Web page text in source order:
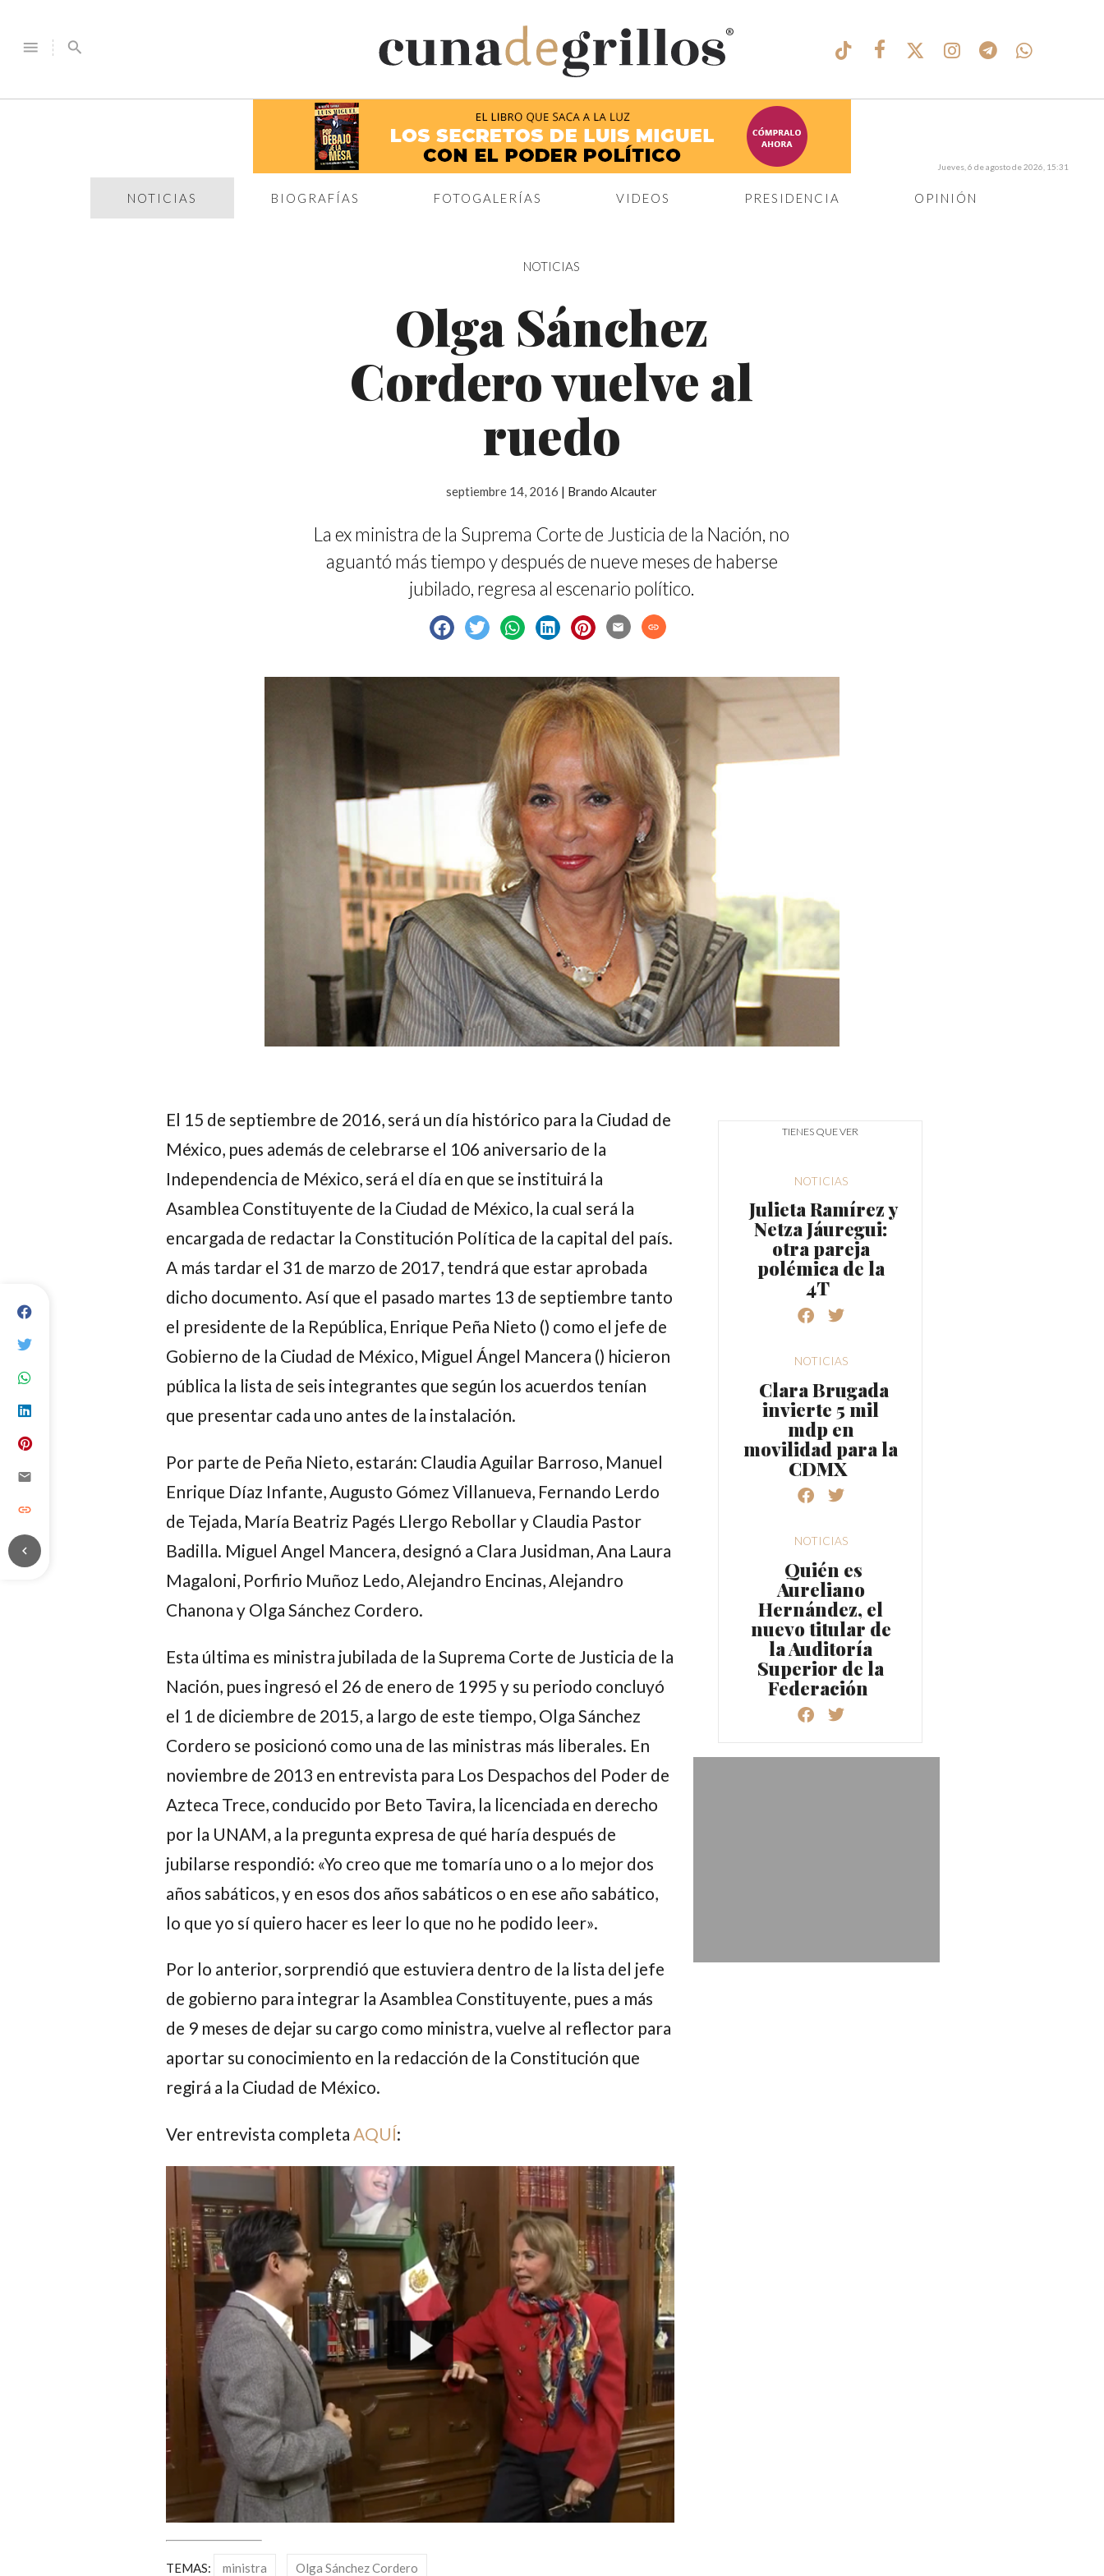
menu search
®
NOTICIAS BIOGRAFÍAS FOTOGALERÍAS VIDEOS PRESIDENCIA OPINIÓN
Jueves, 6 de agosto de 2026, 15:31
email
link
chevron_left
NOTICIAS
Olga Sánchez
Cordero vuelve al
ruedo
septiembre 14, 2016 | Brando Alcauter
La ex ministra de la Suprema Corte de Justicia de la Nación, no
aguantó más tiempo y después de nueve meses de haberse
jubilado, regresa al escenario político.
email link
El 15 de septiembre de 2016, será un día histórico para la Ciudad de
México, pues además de celebrarse el 106 aniversario de la
Independencia de México, será el día en que se instituirá la
Asamblea Constituyente de la Ciudad de México, la cual será la
encargada de redactar la Constitución Política de la capital del país.
A más tardar el 31 de marzo de 2017, tendrá que estar aprobada
dicho documento. Así que el pasado martes 13 de septiembre tanto
el presidente de la República, Enrique Peña Nieto () como el jefe de
Gobierno de la Ciudad de México, Miguel Ángel Mancera () hicieron
pública la lista de seis integrantes que según los acuerdos tenían
que presentar cada uno antes de la instalación.
Por parte de Peña Nieto, estarán: Claudia Aguilar Barroso, Manuel
Enrique Díaz Infante, Augusto Gómez Villanueva, Fernando Lerdo
de Tejada, María Beatriz Pagés Llergo Rebollar y Claudia Pastor
Badilla. Miguel Angel Mancera, designó a Clara Jusidman, Ana Laura
Magaloni, Porfirio Muñoz Ledo, Alejandro Encinas, Alejandro
Chanona y Olga Sánchez Cordero.
Esta última es ministra jubilada de la Suprema Corte de Justicia de la
Nación, pues ingresó el 26 de enero de 1995 y su periodo concluyó
el 1 de diciembre de 2015, a largo de este tiempo, Olga Sánchez
Cordero se posicionó como una de las ministras más liberales. En
noviembre de 2013 en entrevista para Los Despachos del Poder de
Azteca Trece, conducido por Beto Tavira, la licenciada en derecho
por la UNAM, a la pregunta expresa de qué haría después de
jubilarse respondió: «Yo creo que me tomaría uno o a lo mejor dos
años sabáticos, y en esos dos años sabáticos o en ese año sabático,
lo que yo sí quiero hacer es leer lo que no he podido leer».
Por lo anterior, sorprendió que estuviera dentro de la lista del jefe
de gobierno para integrar la Asamblea Constituyente, pues a más
de 9 meses de dejar su cargo como ministra, vuelve al reflector para
aportar su conocimiento en la redacción de la Constitución que
regirá a la Ciudad de México.
Ver entrevista completa AQUÍ:
TEMAS: ministra Olga Sánchez Cordero
TIENES QUE VER
NOTICIAS
Julieta Ramírez y
Netza Jáuregui:
otra pareja
polémica de la
4T
NOTICIAS
Clara Brugada
invierte 5 mil
mdp en
movilidad para la
CDMX
NOTICIAS
Quién es
Aureliano
Hernández, el
nuevo titular de
la Auditoría
Superior de la
Federación